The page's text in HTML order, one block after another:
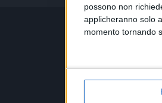
possono non
applicheranno solo
momento tornando